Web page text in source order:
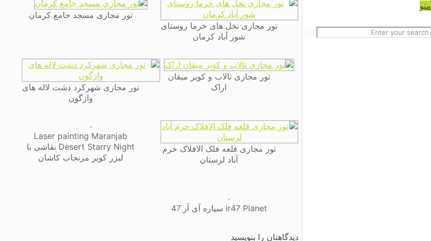
منو
تور مجازی نخل های خرما روستای
شور آباد کرمان
تور مجازی مسجد جامع کرمان
تور مجازی تالاب و کویر میقان
اراک
تور مجازی شهرکرد دشت لاله های
واژگون
تور مجازی قلعه فلک الافلاک خرم
آباد لرستان
Laser painting Maranjab
Desert Starry Night نقاشی با
لیزر کویر مرنجاب کاشان
ir47 Planet سیاره آی آر 47
دیدگاهتان را بنویسید